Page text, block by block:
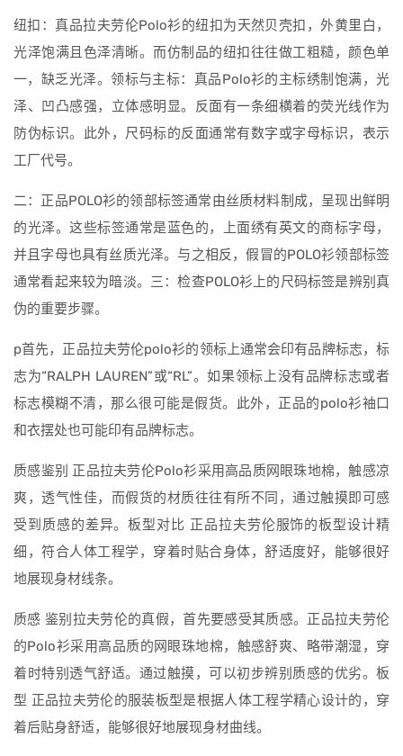
纽扣：真品拉夫劳伦Polo衫的纽扣为天然贝壳扣，外黄里白，
光泽饱满且色泽清晰。而仿制品的纽扣往往做工粗糙，颜色单
一，缺乏光泽。领标与主标：真品Polo衫的主标绣制饱满，光
泽、凹凸感强，立体感明显。反面有一条细横着的荧光线作为
防伪标识。此外，尺码标的反面通常有数字或字母标识，表示
工厂代号。
二：正品POLO衫的领部标签通常由丝质材料制成，呈现出鲜明
的光泽。这些标签通常是蓝色的，上面绣有英文的商标字母，
并且字母也具有丝质光泽。与之相反，假冒的POLO衫领部标签
通常看起来较为暗淡。三：检查POLO衫上的尺码标签是辨别真
伪的重要步骤。
p首先，正品拉夫劳伦polo衫的领标上通常会印有品牌标志，标
志为“RALPH LAUREN”或“RL”。如果领标上没有品牌标志或者
标志模糊不清，那么很可能是假货。此外，正品的polo衫袖口
和衣摆处也可能印有品牌标志。
质感鉴别 正品拉夫劳伦Polo衫采用高品质网眼珠地棉，触感凉
爽，透气性佳，而假货的材质往往有所不同，通过触摸即可感
受到质感的差异。板型对比 正品拉夫劳伦服饰的板型设计精
细，符合人体工程学，穿着时贴合身体，舒适度好，能够很好
地展现身材线条。
质感 鉴别拉夫劳伦的真假，首先要感受其质感。正品拉夫劳伦
的Polo衫采用高品质的网眼珠地棉，触感舒爽、略带潮湿，穿
着时特别透气舒适。通过触摸，可以初步辨别质感的优劣。板
型 正品拉夫劳伦的服装板型是根据人体工程学精心设计的，穿
着后贴身舒适，能够很好地展现身材曲线。